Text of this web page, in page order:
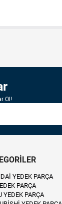
Ol!
YEDEK PARÇA
PARÇA
YEDEK PARÇA